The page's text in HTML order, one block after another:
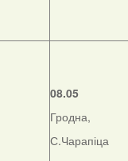
08.05
Гродна,
С.Чарапіца